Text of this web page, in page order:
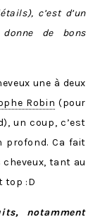
c’est d’un
donne de bons
une à deux
Robin (pour
un coup, c’est
profond. Ca fait
tant au
top :D
notamment